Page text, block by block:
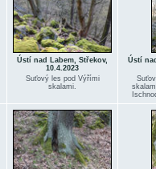
Ústí nad Labem, Střekov,
10.4.2023
Suťový les pod Výřími
skalami.
Ústí